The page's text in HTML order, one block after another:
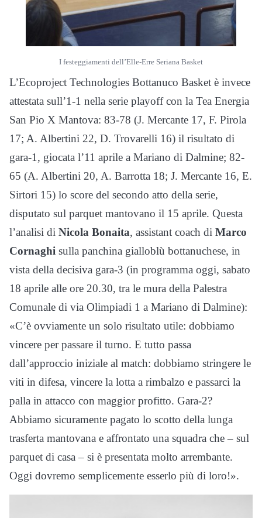
I festeggiamenti dell’Elle-Erre Seriana Basket
L’Ecoproject Technologies Bottanuco Basket è invece
attestata sull’1-1 nella serie playoff con la Tea Energia
San Pio X Mantova: 83-78 (J. Mercante 17, F. Pirola
17; A. Albertini 22, D. Trovarelli 16) il risultato di
gara-1, giocata l’11 aprile a Mariano di Dalmine; 82-
65 (A. Albertini 20, A. Barrotta 18; J. Mercante 16, E.
Sirtori 15) lo score del secondo atto della serie,
disputato sul parquet mantovano il 15 aprile. Questa
l’analisi di Nicola Bonaita, assistant coach di Marco
Cornaghi sulla panchina gialloblù bottanuchese, in
vista della decisiva gara-3 (in programma oggi, sabato
18 aprile alle ore 20.30, tra le mura della Palestra
Comunale di via Olimpiadi 1 a Mariano di Dalmine):
«C’è ovviamente un solo risultato utile: dobbiamo
vincere per passare il turno. E tutto passa
dall’approccio iniziale al match: dobbiamo stringere le
viti in difesa, vincere la lotta a rimbalzo e passarci la
palla in attacco con maggior profitto. Gara-2?
Abbiamo sicuramente pagato lo scotto della lunga
trasferta mantovana e affrontato una squadra che – sul
parquet di casa – si è presentata molto arrembante.
Oggi dovremo semplicemente esserlo più di loro!».